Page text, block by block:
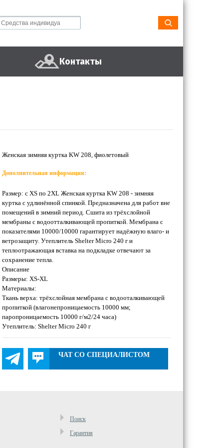
Контакты
Женская зимняя куртка KW 208, фиолетовый
Дополнительная информация:
Размер: с XS по 2XL Женская куртка KW 208 - зимняя
куртка с удлинённой спинкой. Предназначена для работ вне
помещений в зимний период. Сшита из трёхслойной
мембраны с водоотталкивающей пропиткой. Мембрана с
показателями 10000/10000 гарантирует надёжную влаго- и
ветрозащиту. Утеплитель Shelter Micro 240 г и
теплоотражающая вставка на подкладке отвечают за
сохранение тепла.
Описание
Размеры: XS-XL
Материалы:
Ткань верха: трёхслойная мембрана с водооталкивающей
пропиткой (влагонепроницаемость 10000 мм;
паропроницаемость 10000 г/м2/24 часа)
Утеплитель: Shelter Micro 240 г
ЧАТ СО СПЕЦИАЛИСТОМ
Поиск
Гарантия